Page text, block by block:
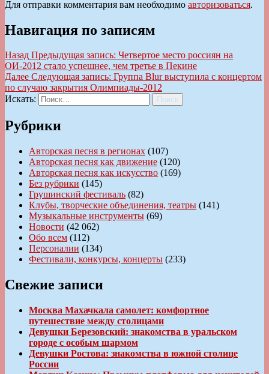
Для отправки комментария вам необходимо авторизоваться.
Навигация по записям
Назад Предыдущая запись: Четвертое место россиян на
ОИ-2012 стало успешнее, чем третье в Пекине
Далее Следующая запись: Группа Blur выступила с концертом
по случаю закрытия Олимпиады-2012
Искать:
Поиск
Рубрики
Авторская песня в регионах (107)
Авторская песня как движение (120)
Авторская песня как искусство (169)
Без рубрики (145)
Грушинский фестиваль (82)
Клубы, творческие объединения, театры (141)
Музыкальные инструменты (69)
Новости (42 062)
Обо всем (112)
Персоналии (134)
Фестивали, конкурсы, концерты (233)
Свежие записи
Москва Махачкала самолет: комфортное
путешествие между столицами
Девушки Березовский: знакомства в уральском
городе с особым шармом
Девушки Ростова: знакомства в южной столице
России